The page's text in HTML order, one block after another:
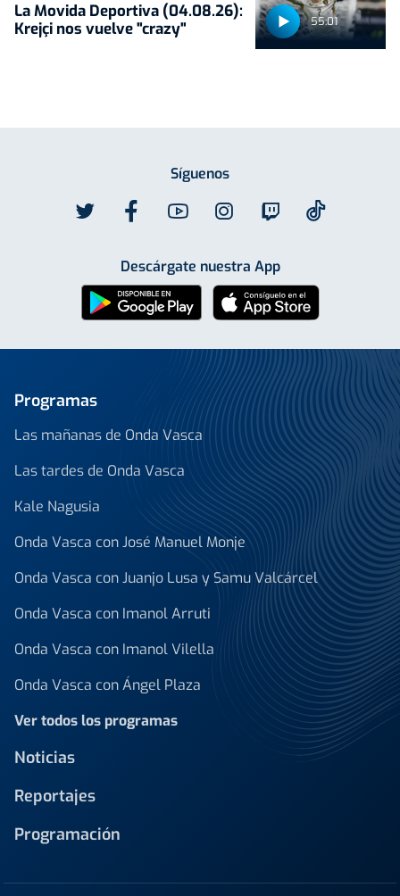
55:01
La Movida Deportiva (04.08.26):
Krejçi nos vuelve "crazy"
Síguenos
Descárgate nuestra App
Programas
Las mañanas de Onda Vasca
Las tardes de Onda Vasca
Kale Nagusia
Onda Vasca con José Manuel Monje
Onda Vasca con Juanjo Lusa y Samu Valcárcel
Onda Vasca con Imanol Arruti
Onda Vasca con Imanol Vilella
Onda Vasca con Ángel Plaza
Ver todos los programas
Noticias
Reportajes
Programación